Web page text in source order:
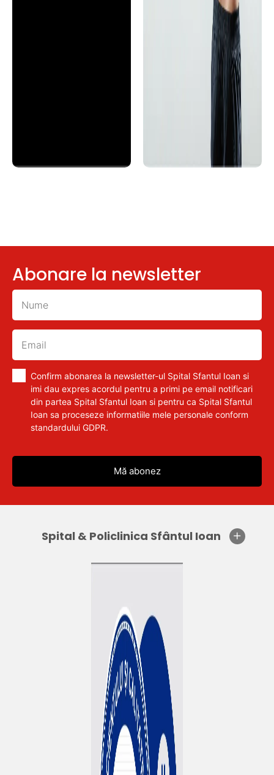
Abonare la newsletter
Confirm abonarea la newsletter-ul Spital Sfantul Ioan si
imi dau expres acordul pentru a primi pe email notificari
din partea Spital Sfantul Ioan si pentru ca Spital Sfantul
Ioan sa proceseze informatiile mele personale conform
standardului GDPR.
Spital & Policlinica Sfântul Ioan